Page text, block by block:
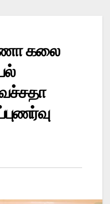
கலை